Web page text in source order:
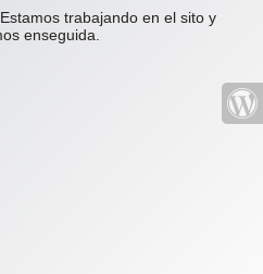
trabajando en el sito y
enseguida.